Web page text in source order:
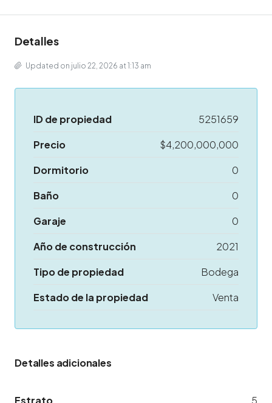
Detalles
Updated on julio 22, 2026 at 1:13 am
ID de propiedad
5251659
Precio
$4,200,000,000
Dormitorio
0
Baño
0
Garaje
0
Año de construcción
2021
Tipo de propiedad
Bodega
Estado de la propiedad
Venta
Detalles adicionales
Estrato
5